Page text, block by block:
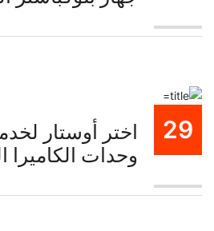
نوفمبر
29
اكتوبر
اختر أوستار
وحدات الكاميرا